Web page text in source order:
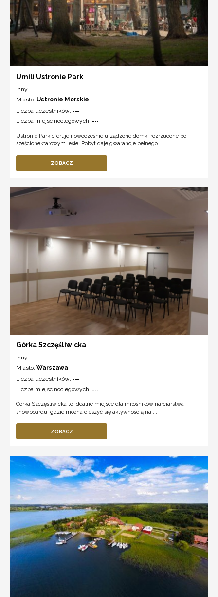
Umili Ustronie Park
inny
Miasto: Ustronie Morskie
Liczba uczestników: ---
Liczba miejsc noclegowych: ---
Ustronie Park oferuje nowocześnie urządzone domki rozrzucone po
sześciohektarowym lesie. Pobyt daje gwarancje pełnego ...
ZOBACZ
Górka Szczęśliwicka
inny
Miasto: Warszawa
Liczba uczestników: ---
Liczba miejsc noclegowych: ---
Górka Szczęśliwicka to idealne miejsce dla miłośników narciarstwa i
snowboardu, gdzie można cieszyć się aktywnością na ...
ZOBACZ